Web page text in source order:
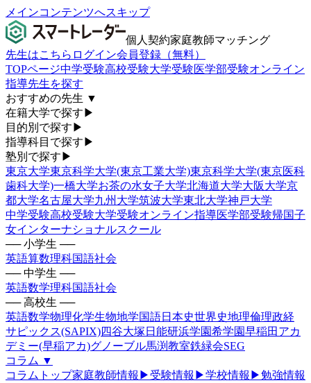
メインコンテンツへスキップ
個人契約家庭教師マッチング
先生はこちら ログイン会員登録（無料）
TOPページ中学受験高校受験大学受験医学部受験オンライン
指導先生を探す
おすすめの先生 ▼
在籍大学で探す ▶
目的別で探す ▶
指導科目で探す ▶
塾別で探す ▶
東京大学東京科学大学(東京工業大学)東京科学大学(東京医科
歯科大学)一橋大学お茶の水女子大学北海道大学大阪大学京
都大学名古屋大学九州大学筑波大学東北大学神戸大学
中学受験高校受験大学受験オンライン指導医学部受験帰国子
女インターナショナルスクール
── 小学生 ──
英語算数理科国語社会
── 中学生 ──
英語数学理科国語社会
── 高校生 ──
英語数学物理化学生物地学国語日本史世界史地理倫理政経
サピックス(SAPIX)四谷大塚 日能研浜学園希学園早稲田アカ
デミー(早稲アカ)グノーブル馬渕教室鉄緑会SEG
コラム ▼
コラムトップ家庭教師情報 ▶ 受験情報 ▶学校情報 ▶勉強情報